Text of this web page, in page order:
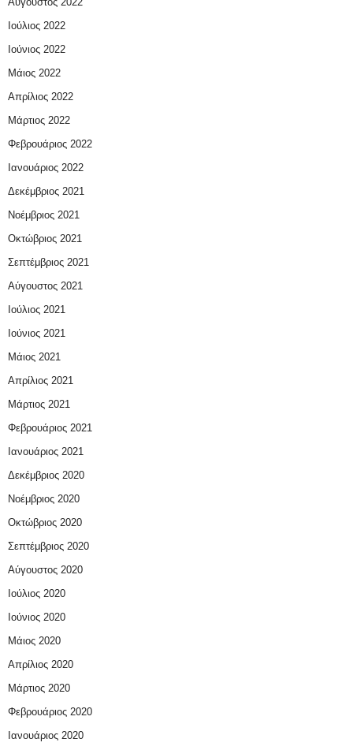
Ιούλιος 2022
Ιούνιος 2022
Μάιος 2022
Απρίλιος 2022
Μάρτιος 2022
Φεβρουάριος 2022
Ιανουάριος 2022
Δεκέμβριος 2021
Νοέμβριος 2021
Οκτώβριος 2021
Σεπτέμβριος 2021
Αύγουστος 2021
Ιούλιος 2021
Ιούνιος 2021
Μάιος 2021
Απρίλιος 2021
Μάρτιος 2021
Φεβρουάριος 2021
Ιανουάριος 2021
Δεκέμβριος 2020
Νοέμβριος 2020
Οκτώβριος 2020
Σεπτέμβριος 2020
Αύγουστος 2020
Ιούλιος 2020
Ιούνιος 2020
Μάιος 2020
Απρίλιος 2020
Μάρτιος 2020
Φεβρουάριος 2020
Ιανουάριος 2020